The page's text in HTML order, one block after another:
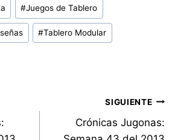
#Juegos de Tablero
#Tablero Modular
SIGUIENTE
Crónicas Jugonas: